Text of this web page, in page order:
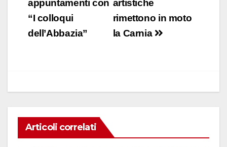
b
o
p
dI
n
vi
di
articoli
artistiche
rimettono in moto
la Carnia
appuntamenti con
“I colloqui
dell’Abbazia”
Articoli correlati